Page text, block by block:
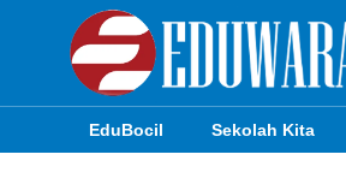
EduBocil Sekolah Kita